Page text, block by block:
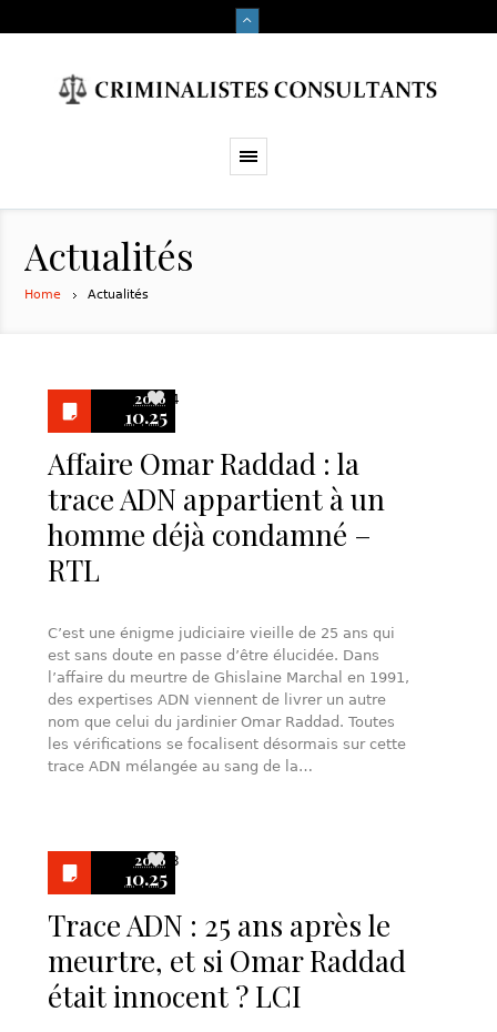
Actualités
Home Actualités
2016
10.25
4
Affaire Omar Raddad : la
trace ADN appartient à un
homme déjà condamné –
RTL
C’est une énigme judiciaire vieille de 25 ans qui
est sans doute en passe d’être élucidée. Dans
l’affaire du meurtre de Ghislaine Marchal en 1991,
des expertises ADN viennent de livrer un autre
nom que celui du jardinier Omar Raddad. Toutes
les vérifications se focalisent désormais sur cette
trace ADN mélangée au sang de la…
2016
10.25
3
Trace ADN : 25 ans après le
meurtre, et si Omar Raddad
était innocent ? LCI